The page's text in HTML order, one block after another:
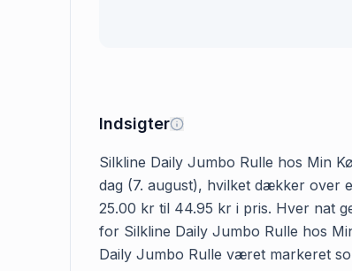
Indsigter
Silkline Daily Jumbo Rulle hos Min
dag (7. august), hvilket dækker over
25.00 kr til 44.95 kr i pris. Hver nat
for Silkline Daily Jumbo Rulle hos
Daily Jumbo Rulle været markeret